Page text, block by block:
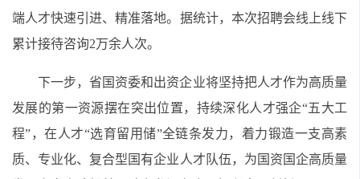
端人才快速引进、精准落地。据统计，本次招聘会线上线下
累计接待咨询2万余人次。
下一步，省国资委和出资企业将坚持把人才作为高质量
发展的第一资源摆在突出位置，持续深化人才强企“五大工
程”，在人才“选育留用储”全链条发力，着力锻造一支高素
质、专业化、复合型国有企业人才队伍，为国资国企高质量